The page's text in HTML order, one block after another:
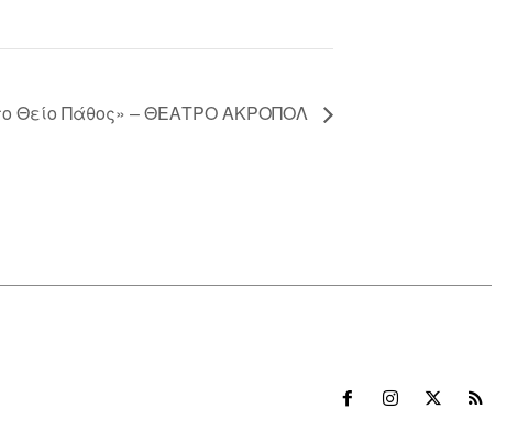
Θείο Πάθος» – ΘΕΑΤΡΟ ΑΚΡΟΠΟΛ